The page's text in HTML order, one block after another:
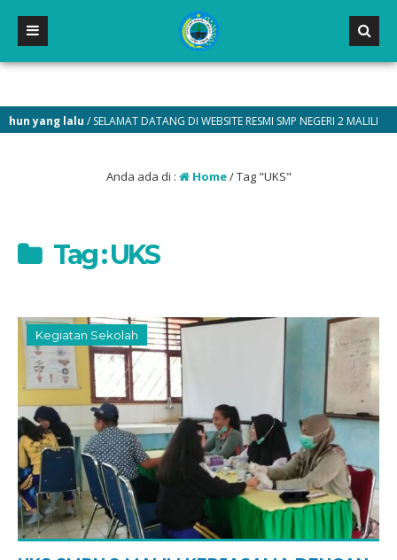
yang lalu/ SELAMAT DATANG DI WEBSITE RESMI SMP NEGERI 2 MALILI
Anda ada di : Home/Tag "UKS"
Tag : UKS
Kegiatan Sekolah